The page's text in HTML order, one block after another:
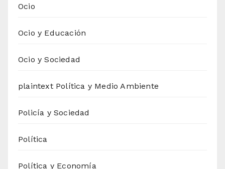
Ocio
Ocio y Educación
Ocio y Sociedad
plaintext Política y Medio Ambiente
Policía y Sociedad
Política
Política y Economía